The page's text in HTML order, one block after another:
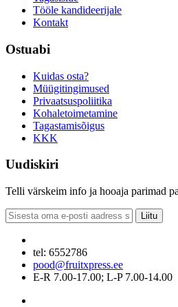
Tööle kandideerijale
Kontakt
Ostuabi
Kuidas osta?
Müügitingimused
Privaatsuspoliitika
Kohaletoimetamine
Tagastamisõigus
KKK
Uudiskiri
Telli värskeim info ja hooaja parimad
Liitu
tel: 6552786
pood@fruitxpress.ee
E-R 7.00-17.00; L-P 7.00-14.00